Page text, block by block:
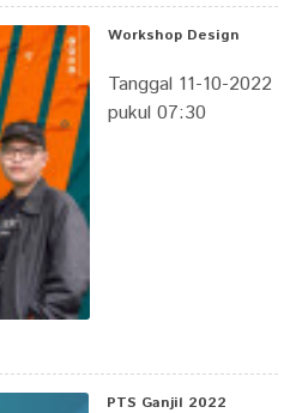
Workshop Design
Tanggal 11-10-2022
pukul 07:30
PTS Ganjil 2022